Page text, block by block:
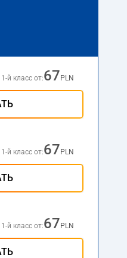
1-й класс от:67 PLN
1-й класс от:67 PLN
1-й класс от:67 PLN